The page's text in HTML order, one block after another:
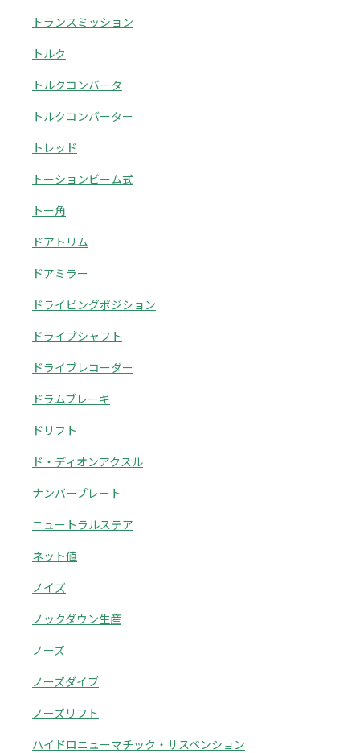
トランスミッション
トルク
トルクコンバータ
トルクコンバーター
トレッド
トーションビーム式
トー角
ドアトリム
ドアミラー
ドライビングポジション
ドライブシャフト
ドライブレコーダー
ドラムブレーキ
ドリフト
ド・ディオンアクスル
ナンバープレート
ニュートラルステア
ネット値
ノイズ
ノックダウン生産
ノーズ
ノーズダイブ
ノーズリフト
ハイドロニューマチック・サスペンション